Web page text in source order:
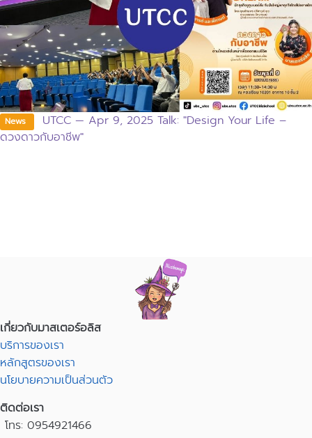
News
UTCC — Apr 9, 2025 Talk: "Design Your Life –
ดวงดาวกับอาชีพ"
เกี่ยวกับมาสเตอร์อลิส
บริการของเรา
หลักสูตรของเรา
นโยบายความเป็นส่วนตัว
ติดต่อเรา
โทร: 0954921466